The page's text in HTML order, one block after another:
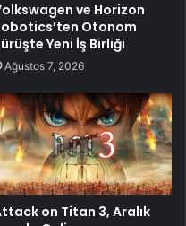
ve Horizon
Otonom
Yeni İş Birliği
Ağustos 7, 2026
on Titan 3, Aralık